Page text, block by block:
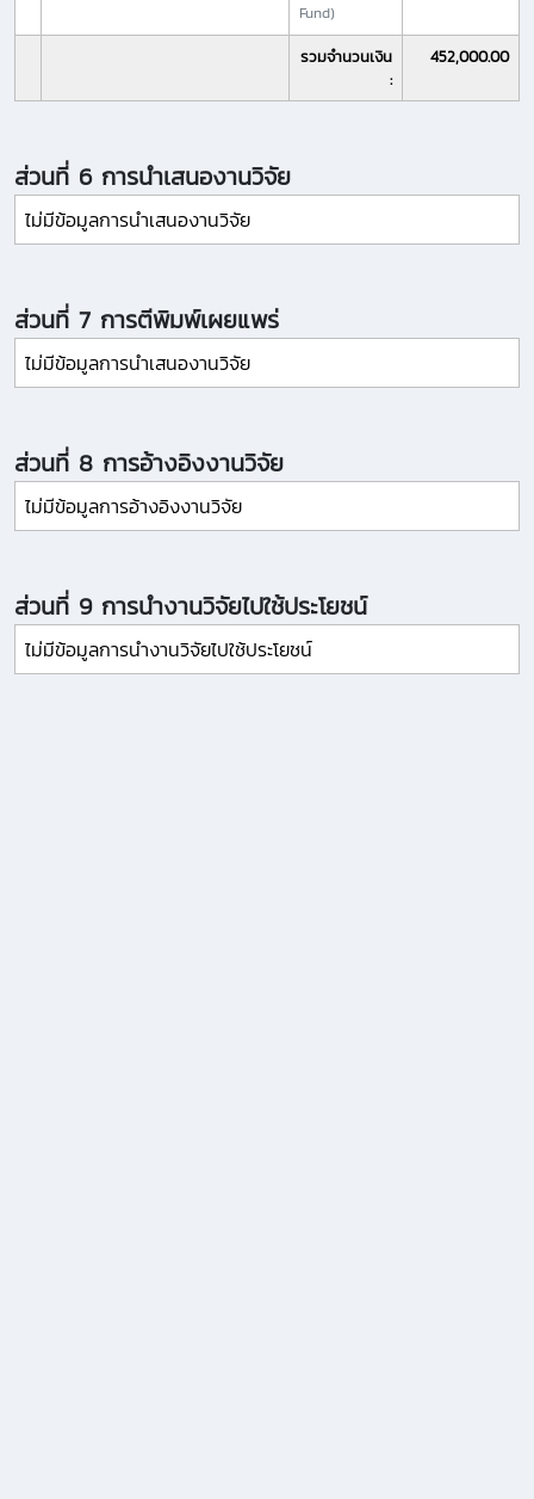
Fund)
รวมจำนวนเงิน
:
452,000.00
ส่วนที่ 6 การนำเสนองานวิจัย
ไม่มีข้อมูลการนำเสนองานวิจัย
ส่วนที่ 7 การตีพิมพ์เผยแพร่
ไม่มีข้อมูลการนำเสนองานวิจัย
ส่วนที่ 8 การอ้างอิงงานวิจัย
ไม่มีข้อมูลการอ้างอิงงานวิจัย
ส่วนที่ 9 การนำงานวิจัยไปใช้ประโยชน์
ไม่มีข้อมูลการนำงานวิจัยไปใช้ประโยชน์